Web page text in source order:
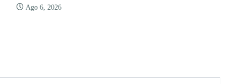
Ago 6, 2026